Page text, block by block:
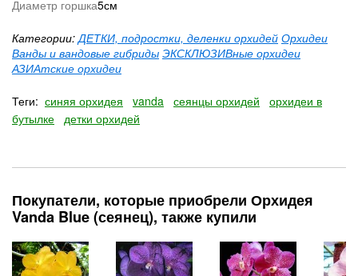
Диаметр горшка5см
Категории:ДЕТКИ, подростки, деленки орхидей Орхидеи
Ванды и вандовые гибриды ЭКСКЛЮЗИВные орхидеи
АЗИАтские орхидеи
Теги: синяя орхидея vanda сеянцы орхидей
орхидеи в
бутылке детки орхидей
Покупатели, которые приобрели Орхидея
Vanda Blue (сеянец), также купили